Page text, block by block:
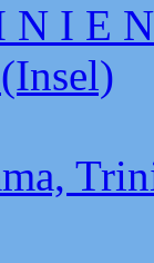
N I E N